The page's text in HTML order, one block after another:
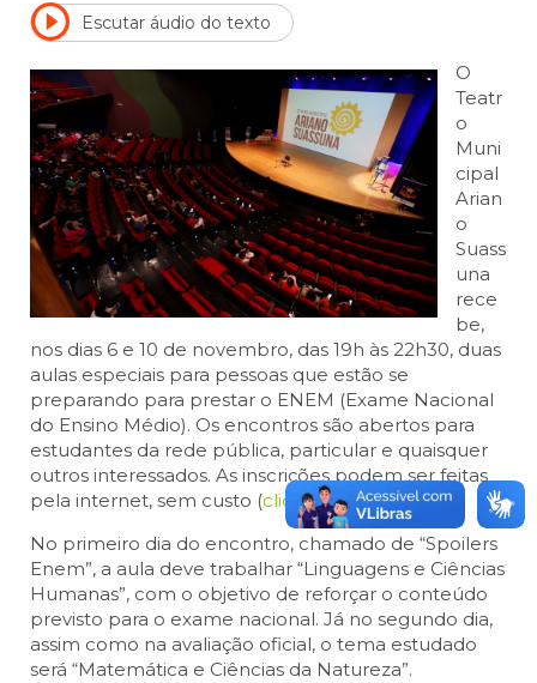
Escutar áudio do texto
O
Teatr
o
Muni
cipal
Arian
o
Suass
una
rece
be,
nos dias 6 e 10 de novembro, das 19h às 22h30, duas
aulas especiais para pessoas que estão se
preparando para prestar o ENEM (Exame Nacional
do Ensino Médio). Os encontros são abertos para
estudantes da rede pública, particular e quaisquer
outros interessados. As inscrições podem ser feitas
pela internet, sem custo (clique aquieaqui).
No primeiro dia do encontro, chamado de “Spoilers
Enem”, a aula deve trabalhar “Linguagens e Ciências
Humanas”, com o objetivo de reforçar o conteúdo
previsto para o exame nacional. Já no segundo dia,
assim como na avaliação oficial, o tema estudado
será “Matemática e Ciências da Natureza”.